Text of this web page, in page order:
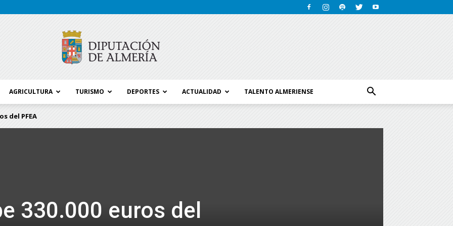
AGRICULTURA TURISMO DEPORTES ACTUALIDAD TALENTO ALMERIENSE
del PFEA
330.000 euros del